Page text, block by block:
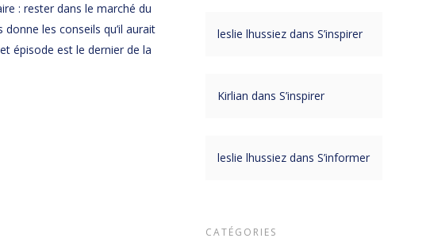
: rester dans le marché du
les conseils qu’il aurait
épisode est le dernier de la
leslie lhussiezdans S’inspirer
Kirlian dans S’inspirer
leslie lhussiezdans S’informer
CATÉGORIES